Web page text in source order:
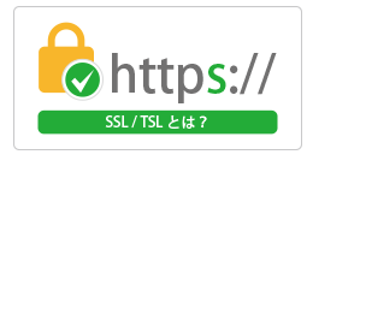
天気は急な雷雨があるかも!?
●本日ご紹介車両●
【商品番号:14460】トレーラーセット H20
製 傾斜台車 傾斜角度 34°/39.5°/45.5°
☎0120-98-1457 営業担当:遠山